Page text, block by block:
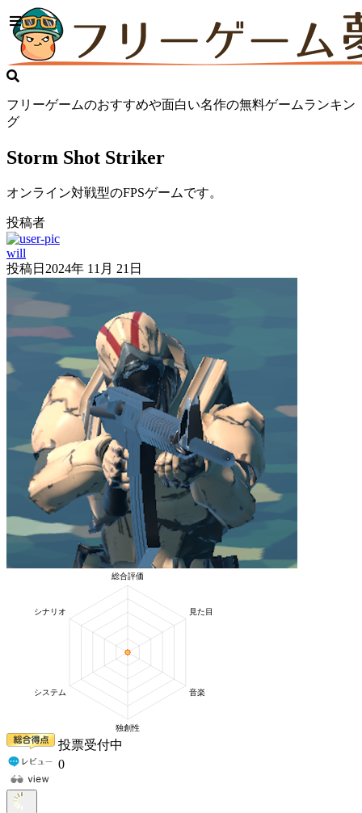
フリーゲームのおすすめや面白い名作の無料ゲームランキン
グ
Storm Shot Striker
オンライン対戦型のFPSゲームです。
投稿者
will
投稿日 2024年 11月 21日
投票受付中
0